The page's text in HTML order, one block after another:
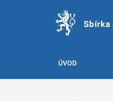
Sbírka
ÚVOD